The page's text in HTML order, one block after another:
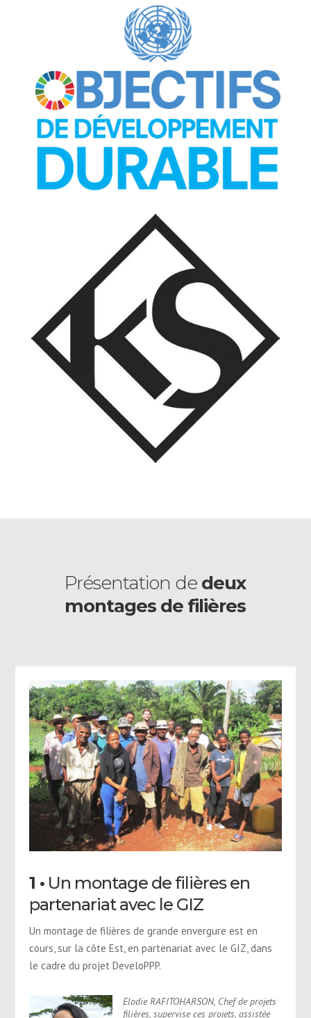
Présentation de deux
montages de filières
1 • Un montage de filières en
partenariat avec le GIZ
Un montage de filières de grande envergure est en
cours, sur la côte Est, en partenariat avec le GIZ, dans
le cadre du projet DeveloPPP.
Elodie RAFITOHARSON, Chef de projets
filières, supervise ces projets, assistée